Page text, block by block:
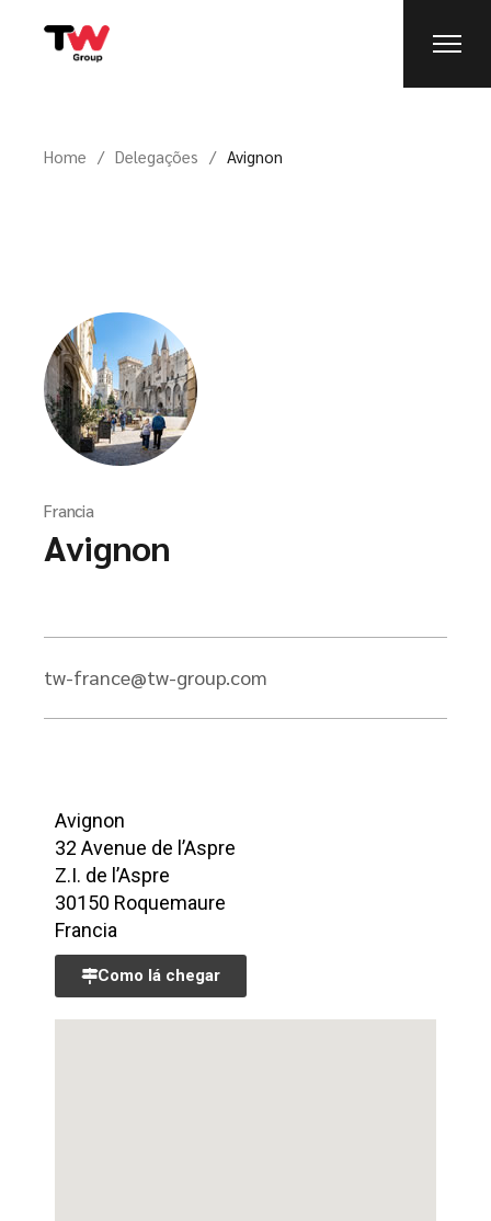
Home Delegações Avignon
Francia
Avignon
tw-france@tw-group.com
Avignon
32 Avenue de l’Aspre
Z.I. de l’Aspre
30150 Roquemaure
Francia
Como lá chegar